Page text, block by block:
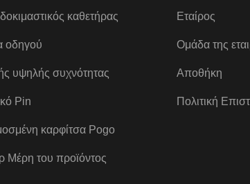
καθετήρας
οδηγού
υψηλής συχνότητας
Pin
καρφίτσα Pogo
Μέρη του προϊόντος
Εταίρος
Ομάδα της
Αποθήκη
Πολιτική